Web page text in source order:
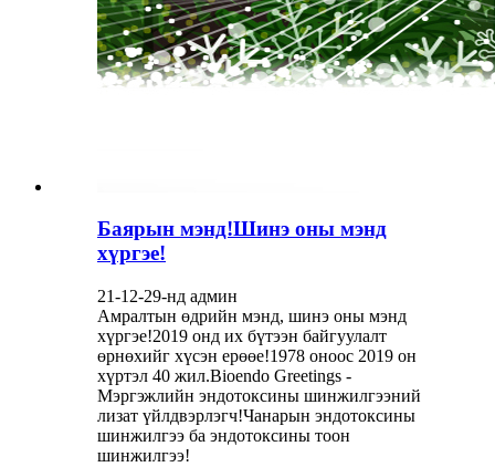
Баярын мэнд!Шинэ оны мэнд
хүргэе!
21-12-29-нд админ
Амралтын өдрийн мэнд, шинэ оны мэнд
хүргэе!2019 онд их бүтээн байгуулалт
өрнөхийг хүсэн ерөөе!1978 оноос 2019 он
хүртэл 40 жил.Bioendo Greetings -
Мэргэжлийн эндотоксины шинжилгээний
лизат үйлдвэрлэгч!Чанарын эндотоксины
шинжилгээ ба эндотоксины тоон
шинжилгээ!